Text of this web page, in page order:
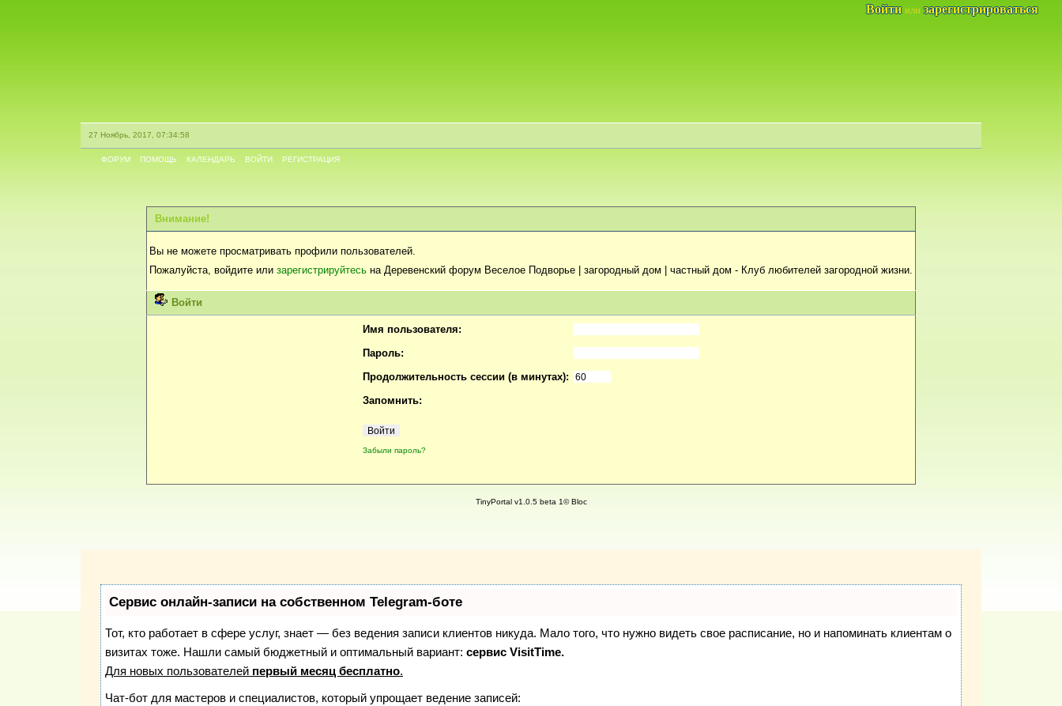
Войти или зарегистрироваться
27 Ноябрь, 2017, 07:34:58
ФОРУМ ПОМОЩЬ КАЛЕНДАРЬ ВОЙТИ РЕГИСТРАЦИЯ
Внимание!
Вы не можете просматривать профили пользователей.
Пожалуйста, войдите или зарегистрируйтесь на Деревенский форум Веселое Подворье | загородный дом | частный дом - Клуб любителей загородной жизни.
Войти
Имя пользователя:
Пароль:
Продолжительность сессии (в минутах):
Запомнить:
Забыли пароль?
TinyPortal v1.0.5 beta 1© Bloc
Сервис онлайн-записи на собственном Telegram-боте
Тот, кто работает в сфере услуг, знает — без ведения записи клиентов никуда. Мало того, что нужно видеть свое расписание, но и напоминать клиентам о
визитах тоже. Нашли самый бюджетный и оптимальный вариант: сервис VisitTime.
Для новых пользователей первый месяц бесплатно.
Чат-бот для мастеров и специалистов, который упрощает ведение записей: